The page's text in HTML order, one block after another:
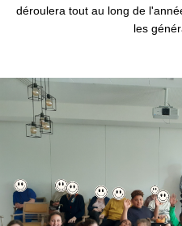
déroulera tout au long de
les